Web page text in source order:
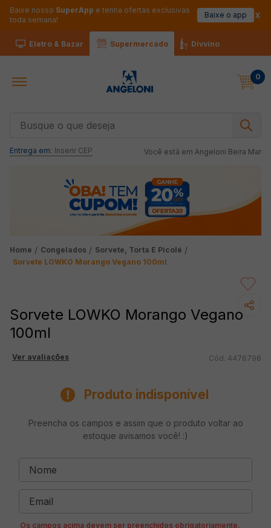
Baixe nosso SuperApp e tenha ofertas exclusivas
toda semana!
Baixe o app
Eletro & Bazar Supermercado Divvino
0
Você está em Angeloni Beira Mar
Entrega em: Inserir CEP
Congelados
Sorvete, Torta E Picolé
Sorvete LOWKO Morango Vegano 100ml
Sorvete LOWKO Morango Vegano
100ml
Ver avaliações 4476798
Produto indisponível
Preencha os campos e assim que o produto voltar ao
estoque avisamos você! :)